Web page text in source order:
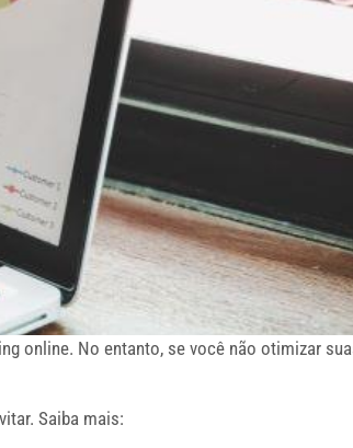
online. No entanto, se você não otimizar
Saiba mais: